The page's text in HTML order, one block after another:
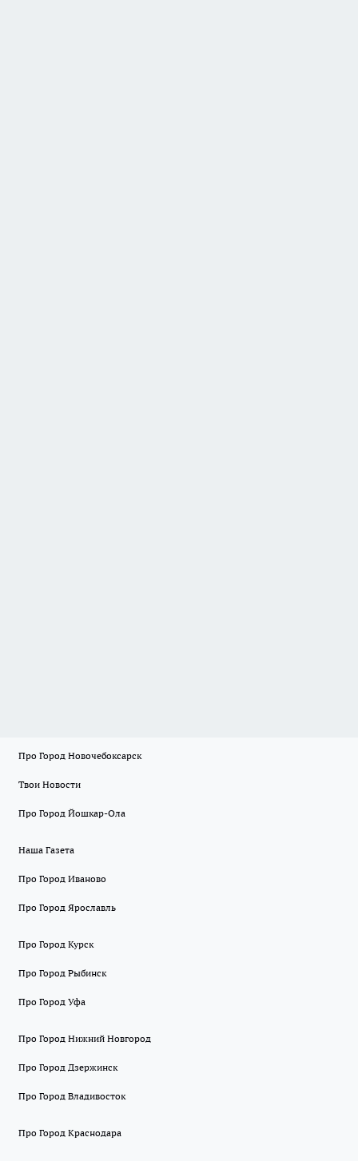
Про Город Новочебоксарск
Твои Новости
Про Город Йошкар-Ола
Наша Газета
Про Город Иваново
Про Город Ярославль
Про Город Курск
Про Город Рыбинск
Про Город Уфа
Про Город Нижний Новгород
Про Город Дзержинск
Про Город Владивосток
Про Город Краснодара